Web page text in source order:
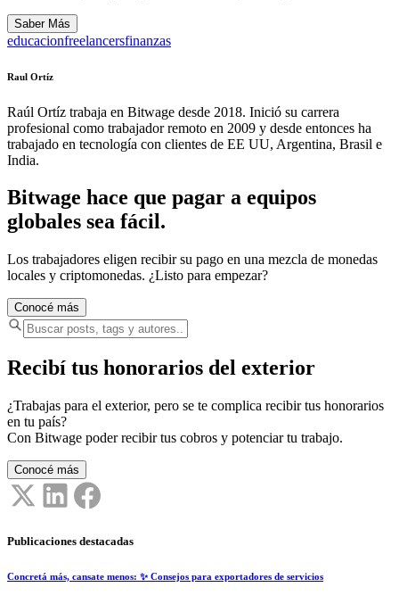
Saber Más
educacionfreelancersfinanzas
Raul Ortíz
Raúl Ortíz trabaja en Bitwage desde 2018. Inició su carrera
profesional como trabajador remoto en 2009 y desde entonces ha
trabajado en tecnología con clientes de EE UU, Argentina, Brasil e
India.
Bitwage hace que pagar a equipos
globales sea fácil.
Los trabajadores eligen recibir su pago en una mezcla de monedas
locales y criptomonedas. ¿Listo para empezar?
Conocé más
Recibí tus honorarios del exterior
¿Trabajas para el exterior, pero se te complica recibir tus honorarios
en tu país?
Con Bitwage poder recibir tus cobros y potenciar tu trabajo.
Conocé más
Publicaciones destacadas
Concretá más, cansate menos: ✨ Consejos para exportadores de servicios